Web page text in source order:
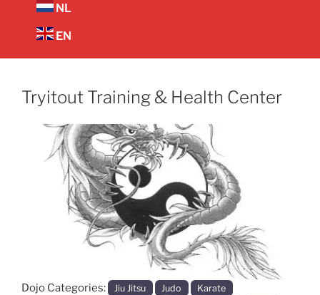
NL
EN
Tryitout Training & Health Center
Vorige
Dojo Categories: Jiu Jitsu Judo Karate